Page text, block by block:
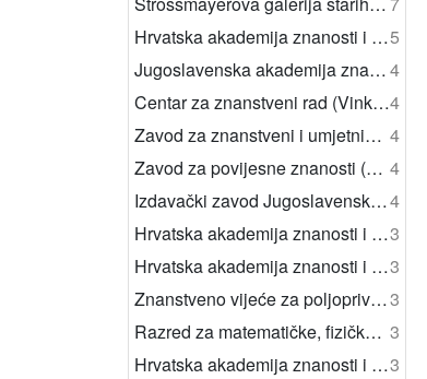
Hrvatska akademija znanosti i umjetnosti5
Jugoslavenska akademija znanosti i umjetnosti. Razred za matematičke, fizičke i tehničke znanosti (Zagreb)4
Centar za znanstveni rad (Vinkovci)4
Zavod za znanstveni i umjetnički rad (Osijek) 4
Zavod za povijesne znanosti (Dubrovnik) 4
Izdavački zavod Jugoslavenske akademije znanosti i umjetnosti4
Hrvatska akademija znanosti i umjetnosti3
Hrvatska akademija znanosti i umjetnosti. Znanstveni savjet za promet3
Znanstveno vijeće za poljoprivredu i šumarstvo3
Razred za matematičke, fizičke i kemijske znanosti 3
Hrvatska akademija znanosti i umjetnosti. Razred za matematičke, fizičke, kemijske i tehničke znanosti (Zagreb)3